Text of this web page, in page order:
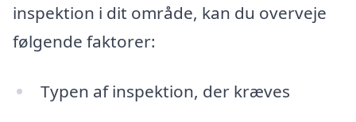
inspektion i dit område, kan du overveje
følgende faktorer:
Typen af inspektion, der kræves